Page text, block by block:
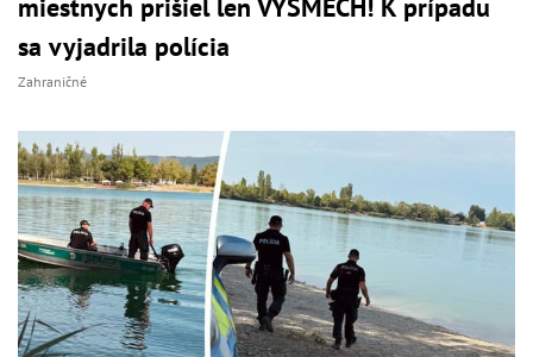
miestnych prišiel len VÝSMECH! K prípadu
sa vyjadrila polícia
Zahraničné